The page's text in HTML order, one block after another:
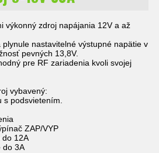
výkonný zdroj napájania 12V a až
nastavitelné výstupné napätie v
pevných 13,8V.
pre RF zariadenia kvoli svojej
vybavený:
s podsvietením.
ZAP/VYP
do 12A
do 3A